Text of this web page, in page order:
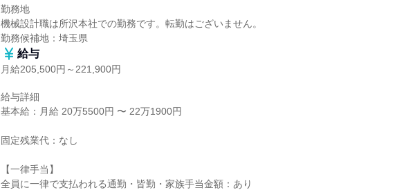
勤務地
機械設計職は所沢本社での勤務です。転勤はございません。
勤務候補地：埼玉県
給与
月給205,500円～221,900円
給与詳細
基本給：月給 20万5500円 〜 22万1900円
固定残業代：なし
【一律手当】
全員に一律で支払われる通勤・皆勤・家族手当金額：あり